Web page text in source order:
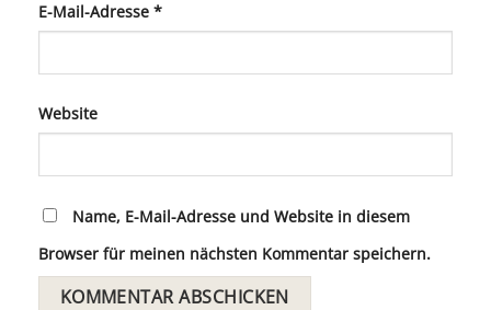
E-Mail-Adresse *
Website
Name, E-Mail-Adresse und Website in diesem
Browser für meinen nächsten Kommentar speichern.